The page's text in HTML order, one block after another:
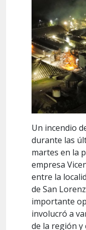
Un incendio
durante las
martes en la
empresa
entre la
de San
importante
involucró a
de la región